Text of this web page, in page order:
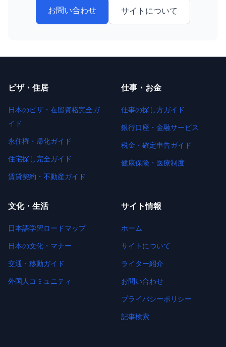
お問い合わせ サイトについて
ビザ・住居
日本のビザ・在留資格完全ガ
イド
永住権・帰化ガイド
住宅探し完全ガイド
賃貸契約・不動産ガイド
仕事・お金
仕事の探し方ガイド
銀行口座・金融サービス
税金・確定申告ガイド
健康保険・医療制度
文化・生活
日本語学習ロードマップ
日本の文化・マナー
交通・移動ガイド
外国人コミュニティ
サイト情報
ホーム
サイトについて
ライター紹介
お問い合わせ
プライバシーポリシー
記事検索